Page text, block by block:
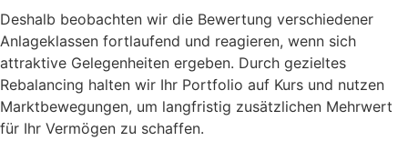
Deshalb beobachten wir die Bewertung verschiedener
Anlageklassen fortlaufend und reagieren, wenn sich
attraktive Gelegenheiten ergeben. Durch gezieltes
Rebalancing halten wir Ihr Portfolio auf Kurs und nutzen
Marktbewegungen, um langfristig zusätzlichen Mehrwert
für Ihr Vermögen zu schaffen.